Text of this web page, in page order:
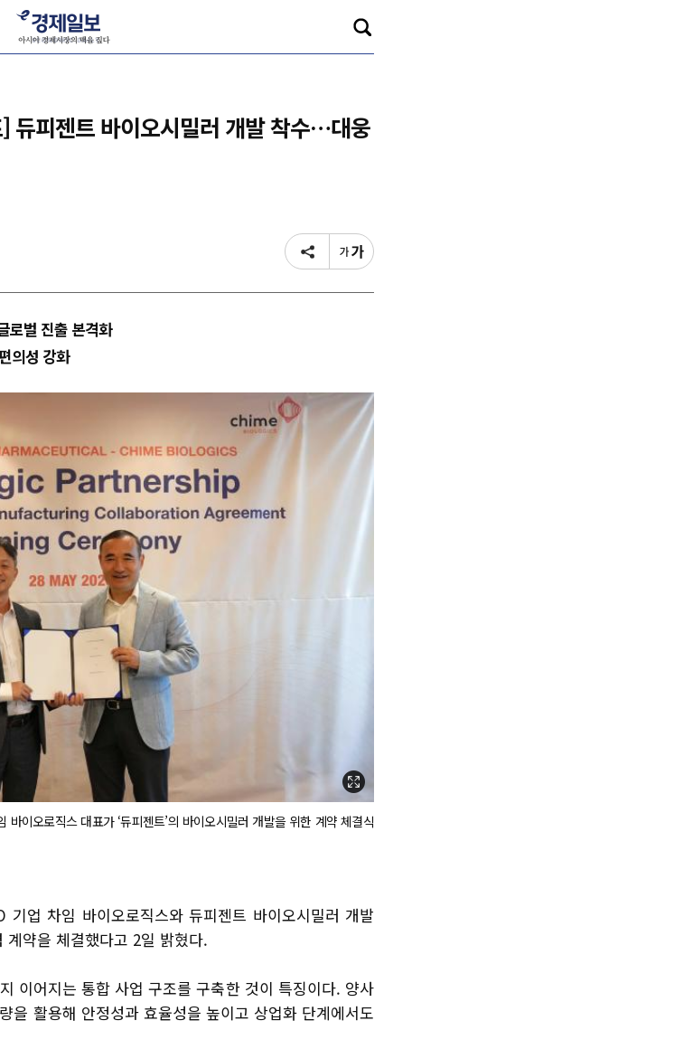
듀피젠트 바이오시밀러 개발 착수…대웅
로벌 진출 본격화
의성 강화
이오로직스 대표가 ‘듀피젠트’의 바이오시밀러 개발을 위한 계약 체결식
업 차임 바이오로직스와 듀피젠트 바이오시밀러 개발
계약을 체결했다고 2일 밝혔다.
이어지는 통합 사업 구조를 구축한 것이 특징이다. 양사
을 활용해 안정성과 효율성을 높이고 상업화 단계에서도